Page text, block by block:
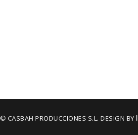
© CASBAH PRODUCCIONES S.L. DESIGN BY